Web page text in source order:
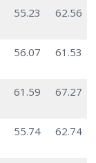
55.23 62.56
56.07 61.53
61.59 67.27
55.74 62.74